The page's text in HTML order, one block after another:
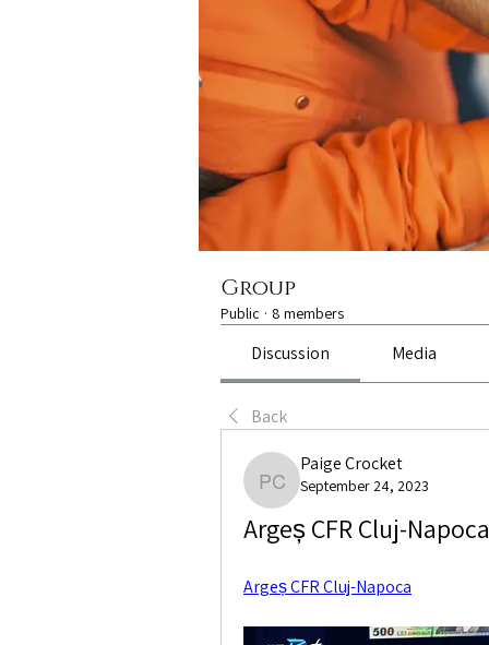
Group
Public · 8 members
Discussion Media
Back
Paige Crocket
Paige Crocket
September 24, 2023
Argeș CFR Cluj-
Argeș CFR Cluj-Napoca